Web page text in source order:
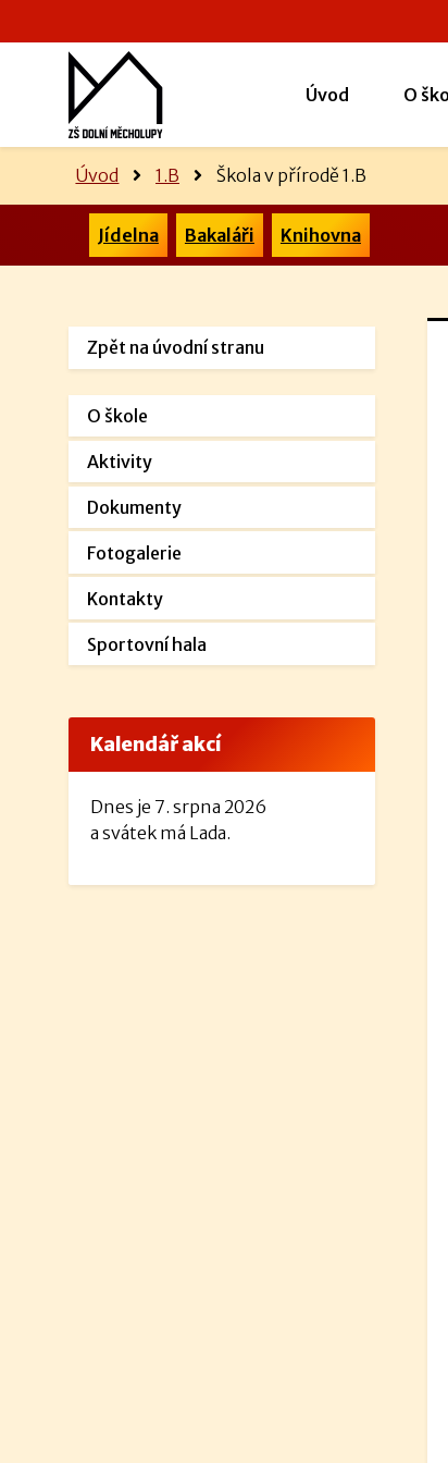
Úvod O
Úvod 1.B Škola v přírodě 1.B
Jídelna Bakaláři Knihovna
Zpět na úvodní stranu
O škole
Aktivity
Dokumenty
Fotogalerie
Kontakty
Sportovní hala
Kalendář akcí
Dnes je 7. srpna 2026
a svátek má Lada.